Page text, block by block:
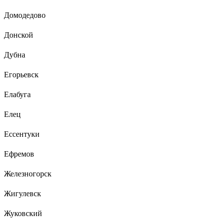
Домодедово
Донской
Дубна
Егорьевск
Елабуга
Елец
Ессентуки
Ефремов
Железногорск
Жигулевск
Жуковский